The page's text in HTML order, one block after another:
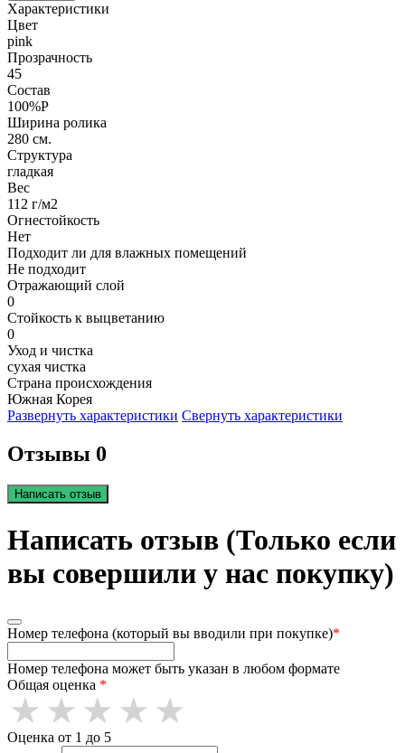
Характеристики
Цвет
pink
Прозрачность
45
Состав
100%P
Ширина ролика
280 см.
Структура
гладкая
Вес
112 г/м2
Огнестойкость
Нет
Подходит ли для влажных помещений
Не подходит
Отражающий слой
0
Стойкость к выцветанию
0
Уход и чистка
сухая чистка
Страна происхождения
Южная Корея
Развернуть характеристики Свернуть характеристики
Отзывы 0
Написать отзыв
Написать отзыв (Только если
вы совершили у нас покупку)
Номер телефона (который вы вводили при покупке)*
Номер телефона может быть указан в любом формате
Общая оценка *
Оценка от 1 до 5